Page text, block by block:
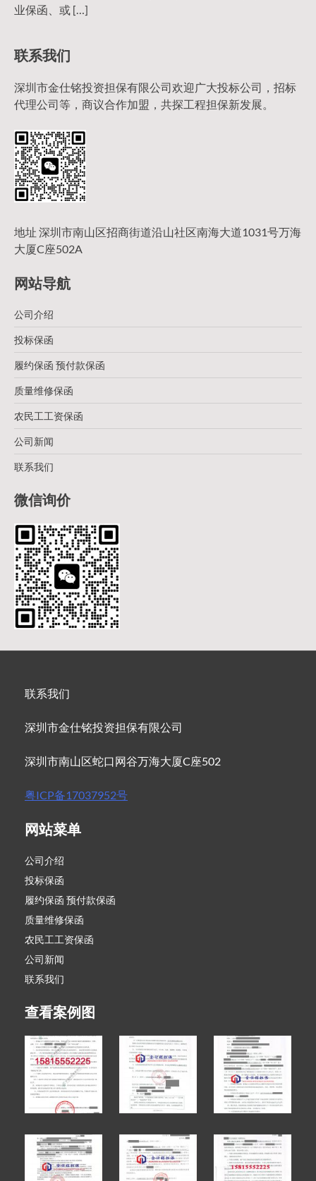
业保函、或 […]
联系我们
深圳市金仕铭投资担保有限公司欢迎广大投标公司，招标
代理公司等，商议合作加盟，共探工程担保新发展。
地址 深圳市南山区招商街道沿山社区南海大道1031号万海
大厦C座502A
网站导航
公司介绍
投标保函
履约保函 预付款保函
质量维修保函
农民工工资保函
公司新闻
联系我们
微信询价
联系我们
深圳市金仕铭投资担保有限公司
深圳市南山区蛇口网谷万海大厦C座502
粤ICP备17037952号
网站菜单
公司介绍
投标保函
履约保函 预付款保函
质量维修保函
农民工工资保函
公司新闻
联系我们
查看案例图